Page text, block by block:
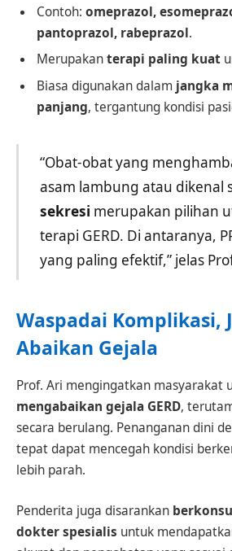
Contoh: omeprazol,
pantoprazol, rabeprazol.
Merupakanterapi paling kuat
Biasa digunakan dalam jangka
panjang, tergantung kondisi
“Obat-obat yang
asam lambung atau dikenal
sekresi merupakan pilihan
terapi GERD. Di antaranya,
yang paling efektif,” jelas
Waspadai Komplikasi,
Abaikan Gejala
Prof. Ari mengingatkan masyarakat
mengabaikan gejala GERD,
secara berulang. Penanganan dini
tepat dapat mencegah kondisi
lebih parah.
Penderita juga disarankan
dokter spesialis untuk